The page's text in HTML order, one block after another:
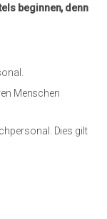
beginnen, denn
Menschen
Dies gilt